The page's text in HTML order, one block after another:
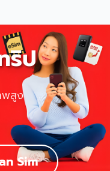
ริป
พสูง
Sim